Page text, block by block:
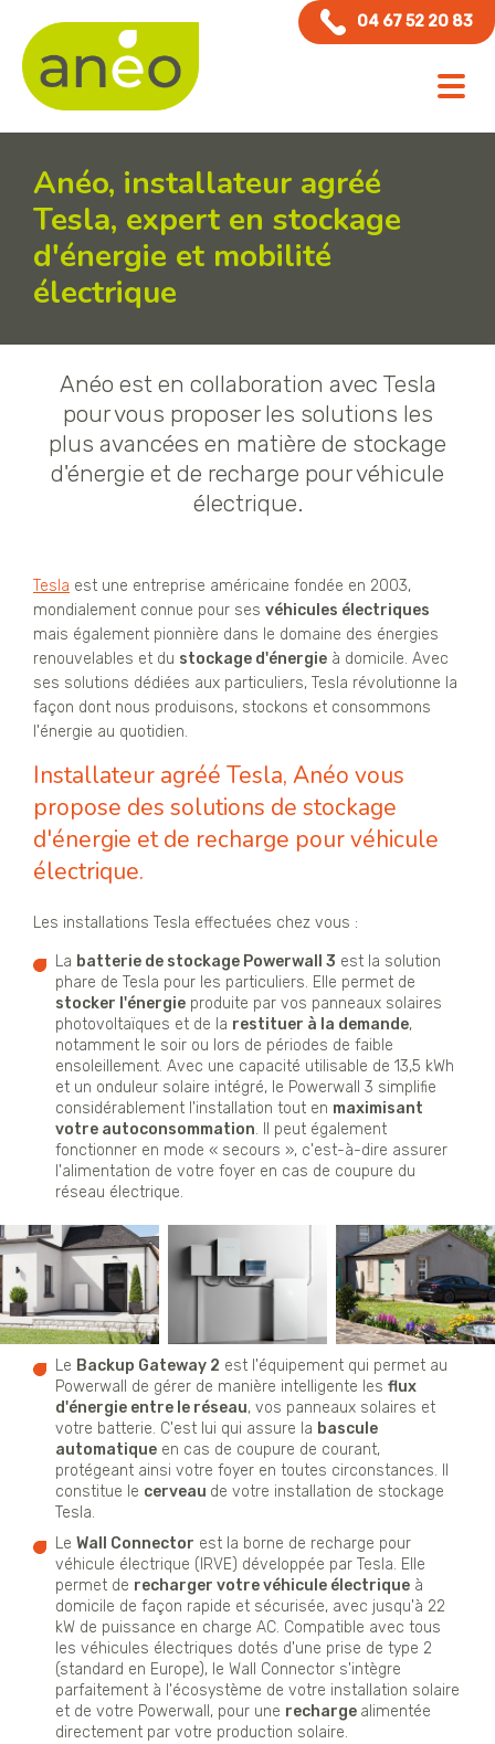
04 67 52 20 83
Anéo, installateur agréé
Tesla, expert en stockage
d'énergie et mobilité
électrique
Anéo est en collaboration avec Tesla
pour vous proposer les solutions les
plus avancées en matière de stockage
d'énergie et de recharge pour véhicule
électrique.
Tesla est une entreprise américaine fondée en 2003,
mondialement connue pour ses véhicules électriques
mais également pionnière dans le domaine des énergies
renouvelables et du stockage d'énergie à domicile. Avec
ses solutions dédiées aux particuliers, Tesla révolutionne la
façon dont nous produisons, stockons et consommons
l'énergie au quotidien.
Installateur agréé Tesla, Anéo vous
propose des solutions de stockage
d'énergie et de recharge pour véhicule
électrique.
Les installations Tesla effectuées chez vous :
La batterie de stockage Powerwall 3 est la solution
phare de Tesla pour les particuliers. Elle permet de
stocker l'énergie produite par vos panneaux solaires
photovoltaïques et de la restituer à la demande,
notamment le soir ou lors de périodes de faible
ensoleillement. Avec une capacité utilisable de 13,5 kWh
et un onduleur solaire intégré, le Powerwall 3 simplifie
considérablement l'installation tout en maximisant
votre autoconsommation. Il peut également
fonctionner en mode « secours », c'est-à-dire assurer
l'alimentation de votre foyer en cas de coupure du
réseau électrique.
Le Backup Gateway 2 est l'équipement qui permet au
Powerwall de gérer de manière intelligente les flux
d'énergie entre le réseau, vos panneaux solaires et
votre batterie. C'est lui qui assure la bascule
automatique en cas de coupure de courant,
protégeant ainsi votre foyer en toutes circonstances. Il
constitue le cerveau de votre installation de stockage
Tesla.
Le Wall Connector est la borne de recharge pour
véhicule électrique (IRVE) développée par Tesla. Elle
permet de recharger votre véhicule électrique à
domicile de façon rapide et sécurisée, avec jusqu'à 22
kW de puissance en charge AC. Compatible avec tous
les véhicules électriques dotés d'une prise de type 2
(standard en Europe), le Wall Connector s'intègre
parfaitement à l'écosystème de votre installation solaire
et de votre Powerwall, pour une recharge alimentée
directement par votre production solaire.